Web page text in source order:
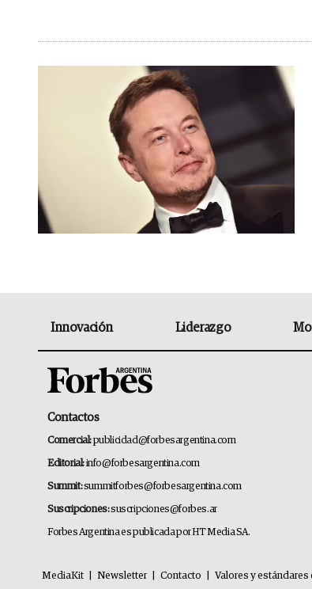
Innovación Liderazgo
Contactos
Comercial:publicidad@forbesargentina.com
Editorial:info@forbesargentina.com
Summit:summitforbes@forbesargentina.com
Suscripciones:suscripciones@forbes.ar
Forbes Argentina es publicada por HT Media SA.
MediaKit Newsletter Contacto Valores y estándares